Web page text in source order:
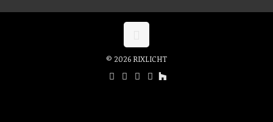
© 2026 RIXLICHT